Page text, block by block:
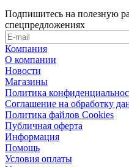
Подпишитесь на полезную
спецпредложениях
Компания
О компании
Новости
Магазины
Политика
Соглашение на обработку
Политика файлов Cookies
Публичная оферта
Информация
Помощь
Условия оплаты